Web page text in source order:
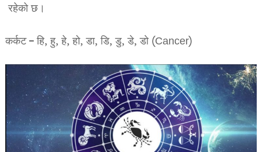
रहेको छ।
कर्कट – हि, हु, हे, हो, डा, डि, डु, डे, डो (Cancer)